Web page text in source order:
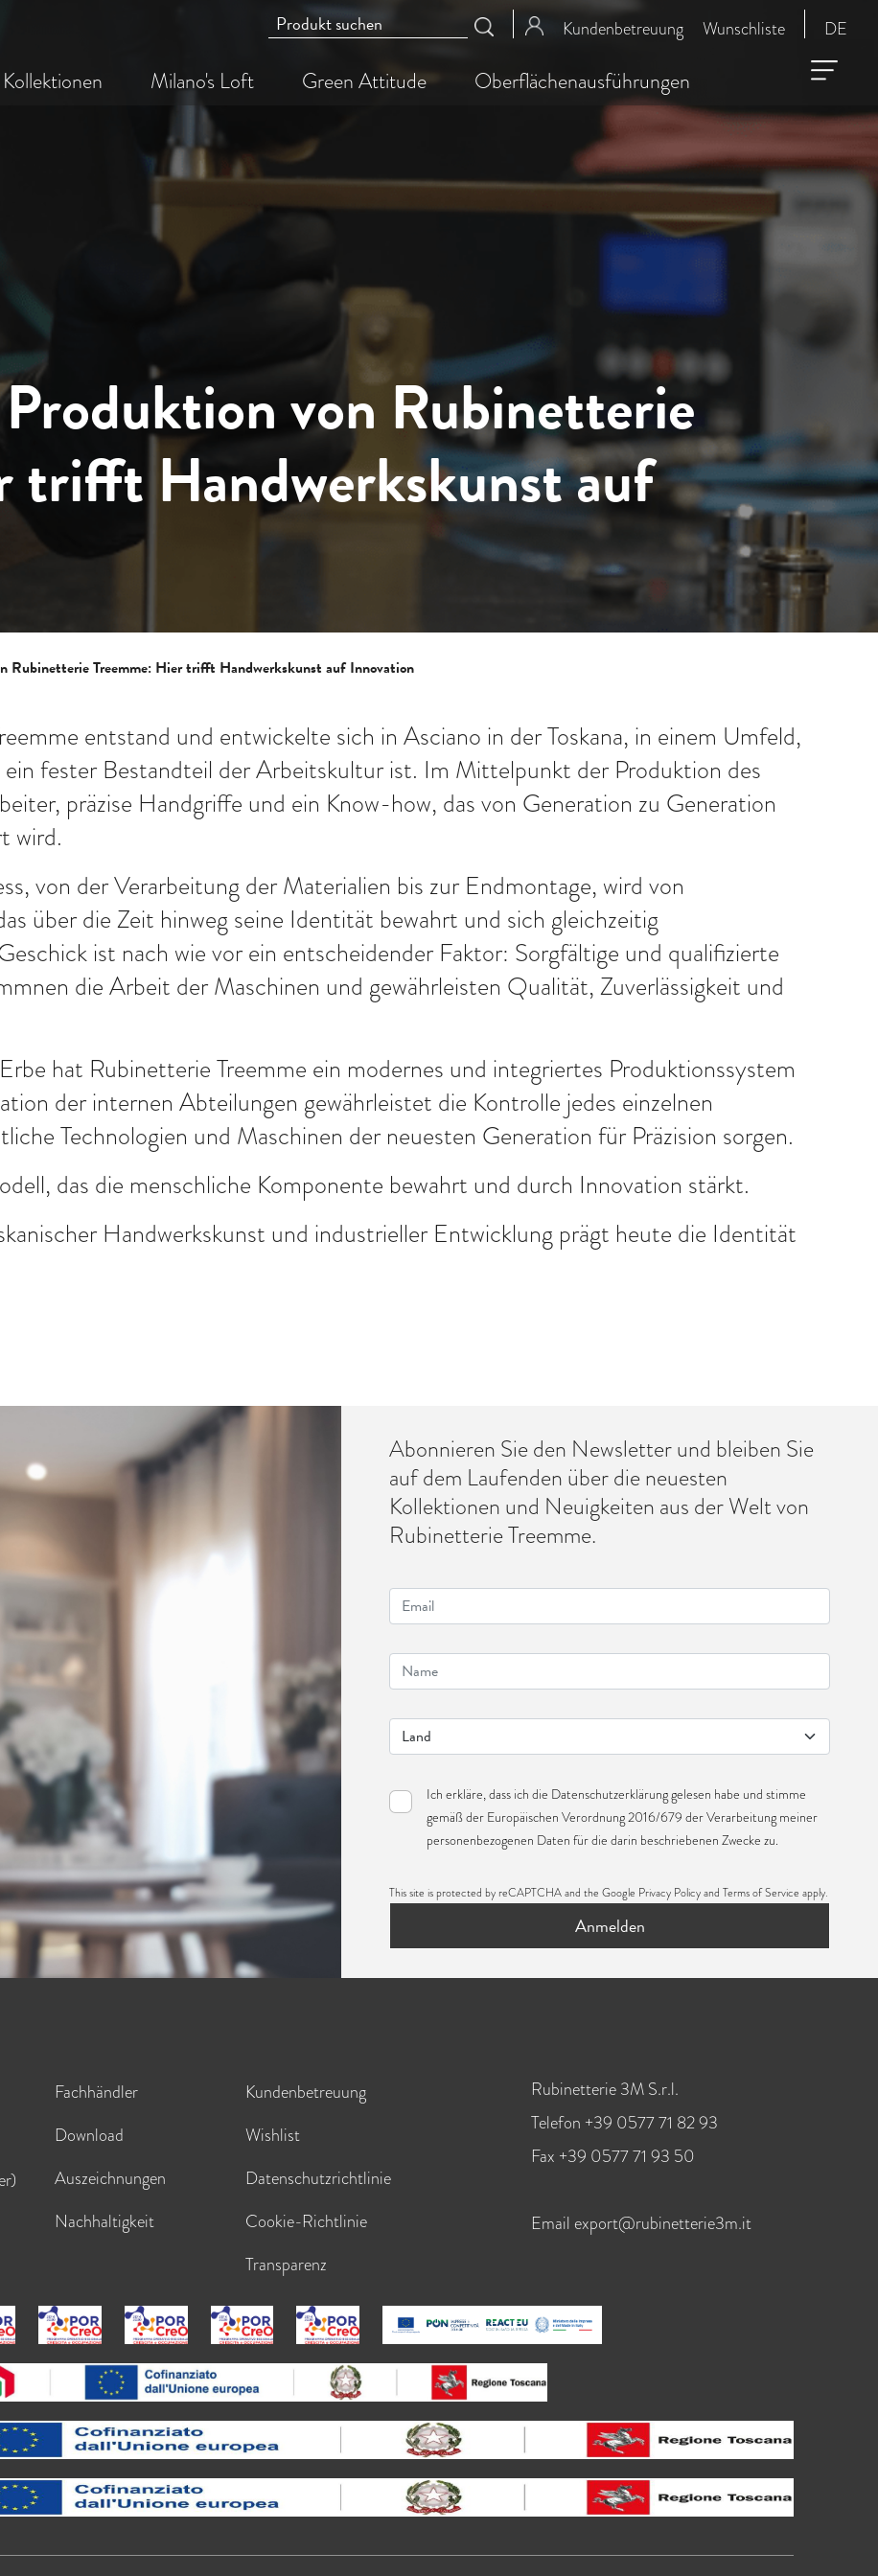
Kundenbetreuung Wunschliste DE
Kollektionen Milano's Loft Green Attitude Oberflächenausführungen
von Rubinetterie
trifft Handwerkskunst auf
Rubinetterie Treemme: Hier trifft Handwerkskunst auf Innovation
entstand und entwickelte sich in Asciano in der Toskana, in einem Umfeld,
ein fester Bestandteil der Arbeitskultur ist. Im Mittelpunkt der Produktion des
präzise Handgriffe und ein Know-how, das von Generation zu Generation
wird.
von der Verarbeitung der Materialien bis zur Endmontage, wird von
über die Zeit hinweg seine Identität bewahrt und sich gleichzeitig
ist nach wie vor ein entscheidender Faktor: Sorgfältige und qualifizierte
die Arbeit der Maschinen und gewährleisten Qualität, Zuverlässigkeit und
hat Rubinetterie Treemme ein modernes und integriertes Produktionssystem
der internen Abteilungen gewährleistet die Kontrolle jedes einzelnen
Technologien und Maschinen der neuesten Generation für Präzision sorgen.
das die menschliche Komponente bewahrt und durch Innovation stärkt.
Handwerkskunst und industrieller Entwicklung prägt heute die Identität
Abonnieren Sie den Newsletter und bleiben Sie
auf dem Laufenden über die neuesten
Kollektionen und Neuigkeiten aus der Welt von
Rubinetterie Treemme.
Ich erkläre, dass ich die Datenschutzerklärunggelesen habe und stimme
gemäß der Europäischen Verordnung 2016/679 der Verarbeitung meiner
personenbezogenen Daten für die darin beschriebenen Zwecke zu.
This site is protected by reCAPTCHA and the Google Privacy Policyand Terms of Service apply.
Anmelden
Fachhändler
Download
Auszeichnungen
Nachhaltigkeit
Kundenbetreuung
Wishlist
Datenschutzrichtlinie
Cookie-Richtlinie
Transparenz
Rubinetterie 3M S.r.l.
Telefon +39 0577 71 82 93
Fax +39 0577 71 93 50
Email export@rubinetterie3m.it